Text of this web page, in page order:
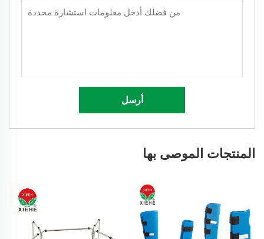
أرسل
المنتجات الموصى بها